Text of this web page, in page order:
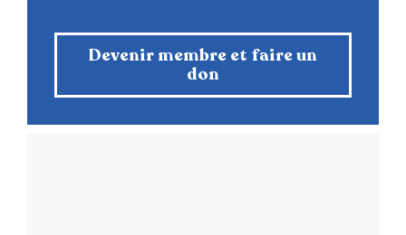
Devenir membre et faire un
don